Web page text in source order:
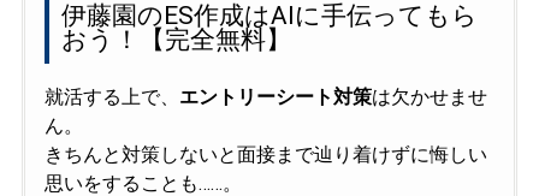
伊藤園のES作成はAIに手伝ってもら
おう！【完全無料】
就活する上で、 エントリーシート対策は欠かせませ
ん。
きちんと対策しないと面接まで辿り着けずに悔しい
思いをすることも……。